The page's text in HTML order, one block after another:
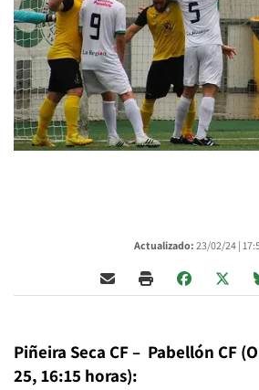
Actualizado: 23/02/24 |
Piñeira Seca CF – Pabellón CF
25, 16:15 horas):